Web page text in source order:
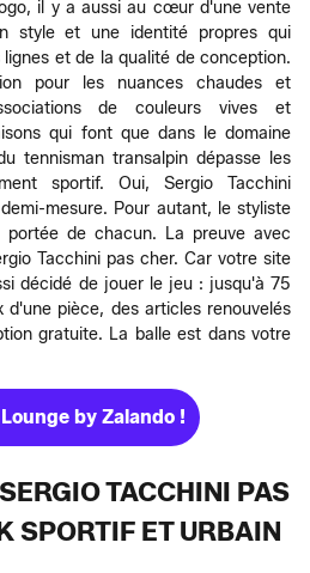
il y a aussi au cœur d'une vente
style et une identité propres qui
et de la qualité de conception.
pour les nuances chaudes et
de couleurs vives et
qui font que dans le domaine
tennisman transalpin dépasse les
sportif. Oui, Sergio Tacchini
mesure. Pour autant, le styliste
de chacun. La preuve avec
Tacchini pas cher. Car votre site
décidé de jouer le jeu : jusqu'à 75
pièce, des articles renouvelés
gratuite. La balle est dans votre
by Zalando !
TACCHINI PAS
SPORTIF ET URBAIN